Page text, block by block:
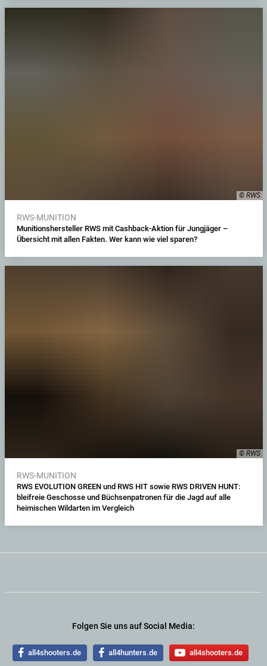
© RWS
RWS-MUNITION
Munitionshersteller RWS mit Cashback-Aktion für Jungjäger –
Übersicht mit allen Fakten. Wer kann wie viel sparen?
© RWS
RWS-MUNITION
RWS EVOLUTION GREEN und RWS HIT sowie RWS DRIVEN HUNT:
bleifreie Geschosse und Büchsenpatronen für die Jagd auf alle
heimischen Wildarten im Vergleich
Folgen Sie uns auf Social Media:
all4shooters.de all4hunters.de all4shooters.de